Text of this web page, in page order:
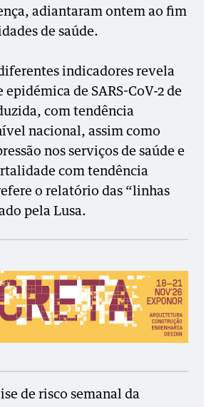
adiantaram ontem ao fim
de saúde.
indicadores revela
de SARS-CoV-2 de
com tendência
nacional, assim como
nos serviços de saúde e
com tendência
o relatório das “linhas
pela Lusa.
de risco semanal da